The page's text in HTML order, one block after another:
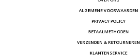
ALGEMENE VOORWAARDEN
PRIVACY POLICY
BETAALMETHODEN
VERZENDEN & RETOURNEREN
KLANTENSERVICE